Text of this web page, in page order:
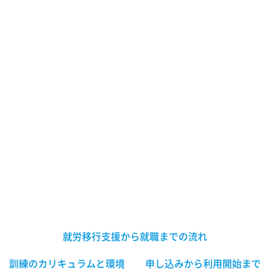
就労移行支援から就職までの流れ
訓練のカリキュラムと環境
申し込みから利用開始まで